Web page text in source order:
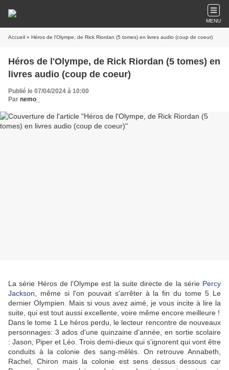
MENU
Accueil » Héros de l'Olympe, de Rick Riordan (5 tomes) en livres audio (coup de coeur)
Héros de l'Olympe, de Rick Riordan (5 tomes) en
livres audio (coup de coeur)
Publié le 07/04/2024 à 10:00
Par nemo_
La série Héros de l'Olympe est la suite directe de la série Percy
Jackson , même si l'on pouvait s'arrêter à la fin du tome 5 Le
dernier Olympien. Mais si vous avez aimé, je vous incite à lire la
suite, qui est tout aussi excellente, voire même encore meilleure !
Dans le tome 1 Le héros perdu, le lecteur rencontre de nouveaux
personnages: 3 ados d'une quinzaine d'année, en sortie scolaire
: Jason, Piper et Léo. Trois demi-dieux qui s'ignorent qui vont être
conduits à la colonie des sang-mêlés. On retrouve Annabeth,
Rachel, Chiron mais la colonie est sens dessus dessous car